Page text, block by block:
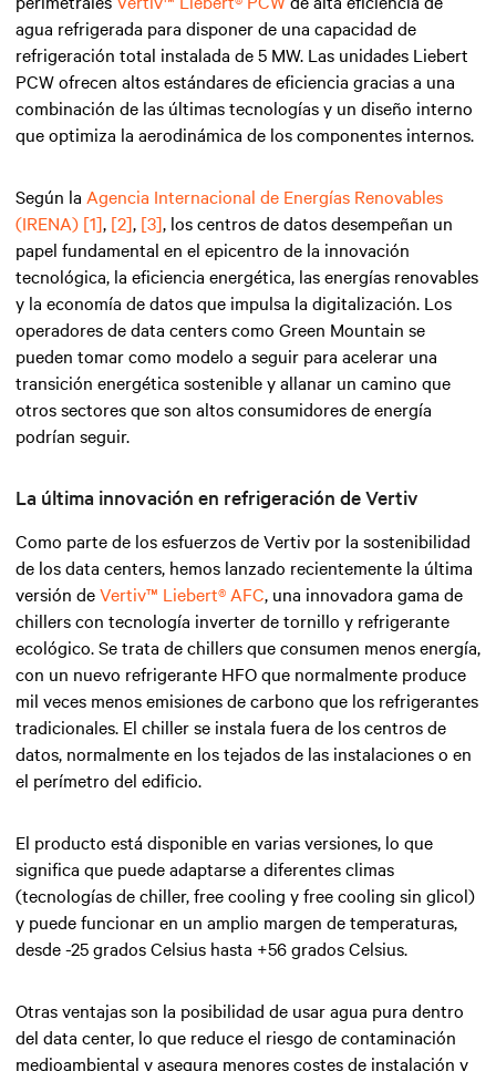
agua refrigerada para disponer de una capacidad de
refrigeración total instalada de 5 MW. Las unidades Liebert
PCW ofrecen altos estándares de eficiencia gracias a una
combinación de las últimas tecnologías y un diseño interno
que optimiza la aerodinámica de los componentes internos.
Según la Agencia Internacional de Energías Renovables
(IRENA) [1], [2], [3], los centros de datos desempeñan un
papel fundamental en el epicentro de la innovación
tecnológica, la eficiencia energética, las energías renovables
y la economía de datos que impulsa la digitalización. Los
operadores de data centers como Green Mountain se
pueden tomar como modelo a seguir para acelerar una
transición energética sostenible y allanar un camino que
otros sectores que son altos consumidores de energía
podrían seguir.
La última innovación en refrigeración de Vertiv
Como parte de los esfuerzos de Vertiv por la sostenibilidad
de los data centers, hemos lanzado recientemente la última
versión deVertiv™ Liebert® AFC, una innovadora gama de
chillers con tecnología inverter de tornillo y refrigerante
ecológico. Se trata de chillers que consumen menos energía,
con un nuevo refrigerante HFO que normalmente produce
mil veces menos emisiones de carbono que los refrigerantes
tradicionales. El chiller se instala fuera de los centros de
datos, normalmente en los tejados de las instalaciones o en
el perímetro del edificio.
El producto está disponible en varias versiones, lo que
significa que puede adaptarse a diferentes climas
(tecnologías de chiller, free cooling y free cooling sin glicol)
y puede funcionar en un amplio margen de temperaturas,
desde -25 grados Celsius hasta +56 grados Celsius.
Otras ventajas son la posibilidad de usar agua pura dentro
del data center, lo que reduce el riesgo de contaminación
medioambiental y asegura menores costes de instalación y